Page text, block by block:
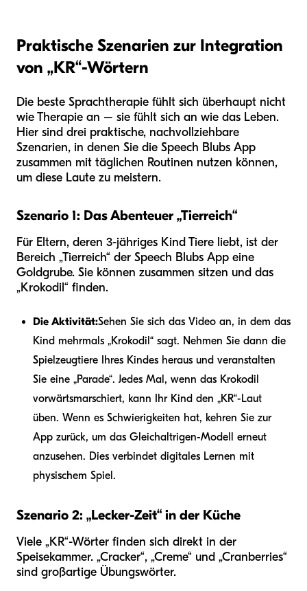
Praktische Szenarien zur Integration
von „KR“-Wörtern
Die beste Sprachtherapie fühlt sich überhaupt nicht
wie Therapie an – sie fühlt sich an wie das Leben.
Hier sind drei praktische, nachvollziehbare
Szenarien, in denen Sie die Speech Blubs App
zusammen mit täglichen Routinen nutzen können,
um diese Laute zu meistern.
Szenario 1: Das Abenteuer „Tierreich“
Für Eltern, deren 3-jähriges Kind Tiere liebt, ist der
Bereich „Tierreich“ der Speech Blubs App eine
Goldgrube. Sie können zusammen sitzen und das
„Krokodil“ finden.
Die Aktivität:Sehen Sie sich das Video an, in dem das
Kind mehrmals „Krokodil“ sagt. Nehmen Sie dann die
Spielzeugtiere Ihres Kindes heraus und veranstalten
Sie eine „Parade“. Jedes Mal, wenn das Krokodil
vorwärtsmarschiert, kann Ihr Kind den „KR“-Laut
üben. Wenn es Schwierigkeiten hat, kehren Sie zur
App zurück, um das Gleichaltrigen-Modell erneut
anzusehen. Dies verbindet digitales Lernen mit
physischem Spiel.
Szenario 2: „Lecker-Zeit“ in der Küche
Viele „KR“-Wörter finden sich direkt in der
Speisekammer. „Cracker“, „Creme“ und „Cranberries“
sind großartige Übungswörter.